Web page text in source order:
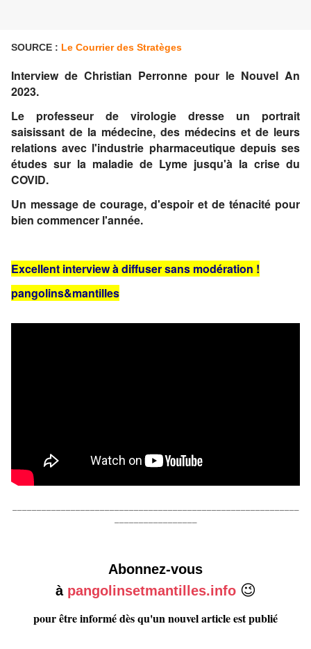
SOURCE : Le Courrier des Stratèges
Interview de Christian Perronne pour le Nouvel An
2023.
Le professeur de virologie dresse un portrait
saisissant de la médecine, des médecins et de leurs
relations avec l'industrie pharmaceutique depuis ses
études sur la maladie de Lyme jusqu'à la crise du
COVID.
Un message de courage, d'espoir et de ténacité pour
bien commencer l'année.
Excellent interview à diffuser sans modération !
pangolins&mantilles
Abonnez-vous
à pangolinsetmantilles.info 😉
pour être informé dès qu'un nouvel article est publié